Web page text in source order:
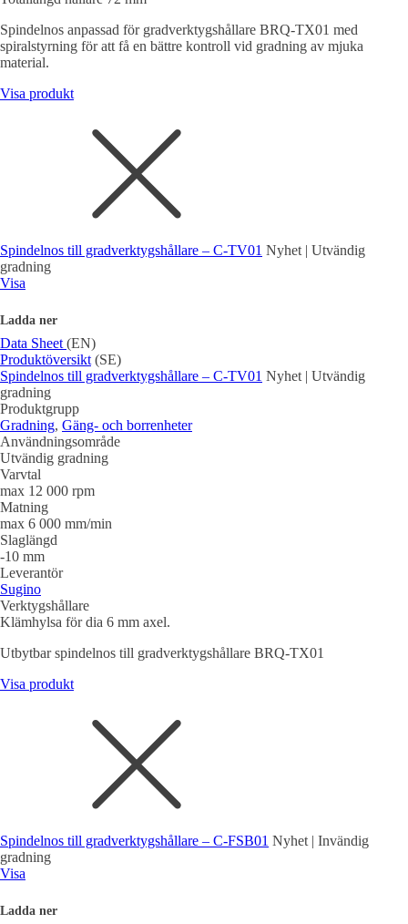
Spindelnos anpassad för gradverktygshållare BRQ-TX01 med
spiralstyrning för att få en bättre kontroll vid gradning av mjuka
material.
Visa produkt
Spindelnos till gradverktygshållare – C-TV01 Nyhet | Utvändig
gradning
Visa
Ladda ner
Data Sheet (EN)
Produktöversikt (SE)
Spindelnos till gradverktygshållare – C-TV01 Nyhet | Utvändig
gradning
Produktgrupp
Gradning, Gäng- och borrenheter
Användningsområde
Utvändig gradning
Varvtal
max 12 000 rpm
Matning
max 6 000 mm/min
Slaglängd
-10 mm
Leverantör
Sugino
Verktygshållare
Klämhylsa för dia 6 mm axel.
Utbytbar spindelnos till gradverktygshållare BRQ-TX01
Visa produkt
Spindelnos till gradverktygshållare – C-FSB01 Nyhet | Invändig
gradning
Visa
Ladda ner